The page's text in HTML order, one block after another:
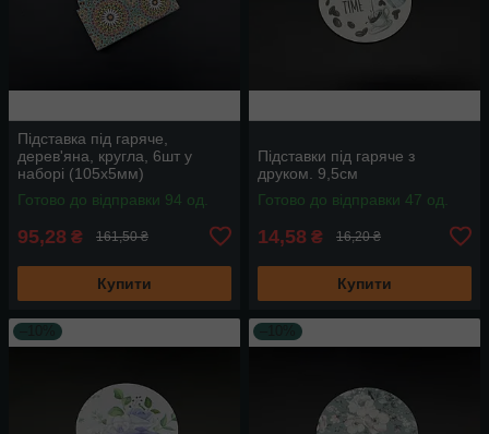
Підставка під гаряче,
дерев'яна, кругла, 6шт у
наборі (105х5мм)
Готово до відправки 94 од.
95,28 ₴ 161,50 ₴
Купити
Підставки під гаряче з
друком. 9,5см
Готово до відправки 47 од.
14,58 ₴ 16,20 ₴
Купити